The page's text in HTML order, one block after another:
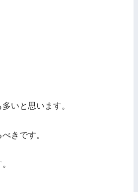
いと思います。
きです。